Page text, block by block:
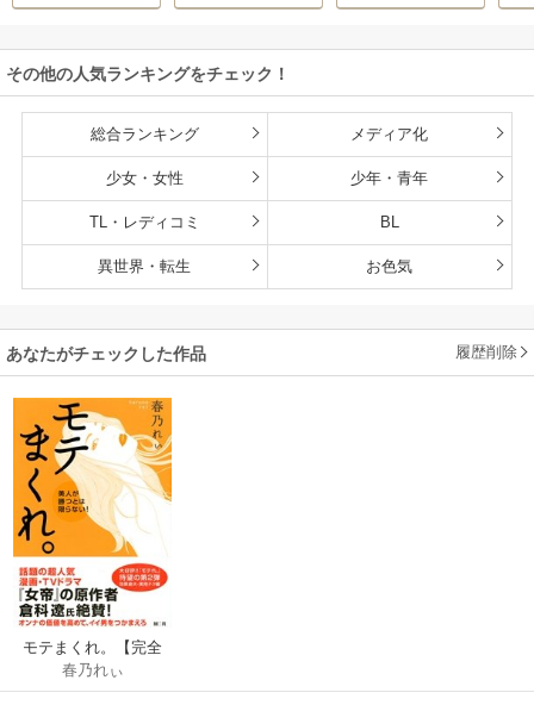
その他の人気ランキングをチェック！
総合ランキング メディア化
少女・女性 少年・青年
TL・レディコミ BL
異世界・転生 お色気
あなたがチェックした作品 履歴削除
モテまくれ。【完全
版】～美人が勝つと
は限らない!～
春乃れぃ